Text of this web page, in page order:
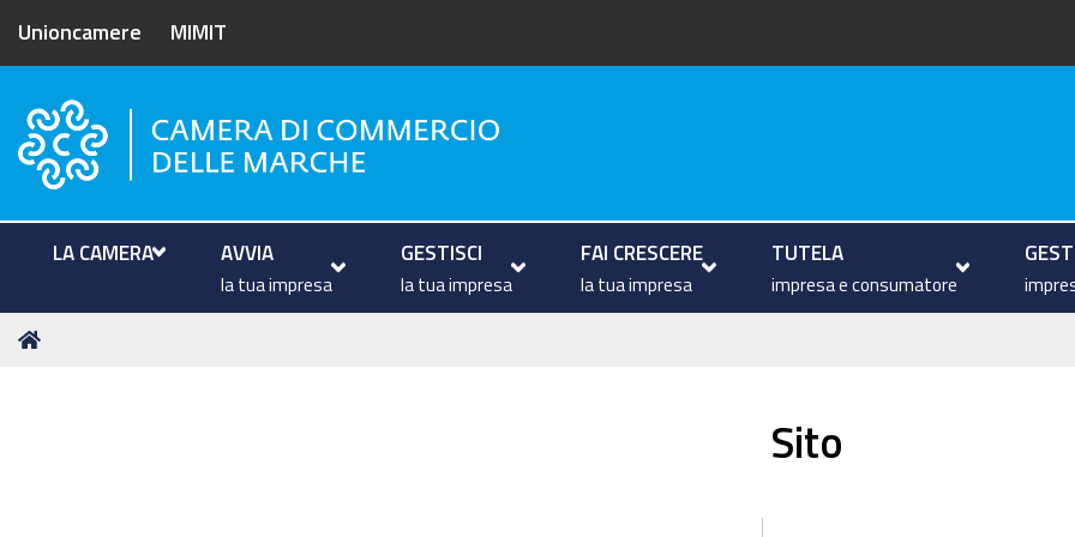
Unioncamere MIMIT
Camera di Commercio delle Marche
LA CAMERA AVVIA
la tua impresa
GESTISCI
la tua impresa
FAI CRESCERE
la tua impresa
TUTELA
impresa e consumatore
Tu
Sito